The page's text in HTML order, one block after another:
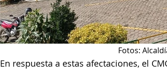
Fotos:
En respuesta a estas afectaciones, el